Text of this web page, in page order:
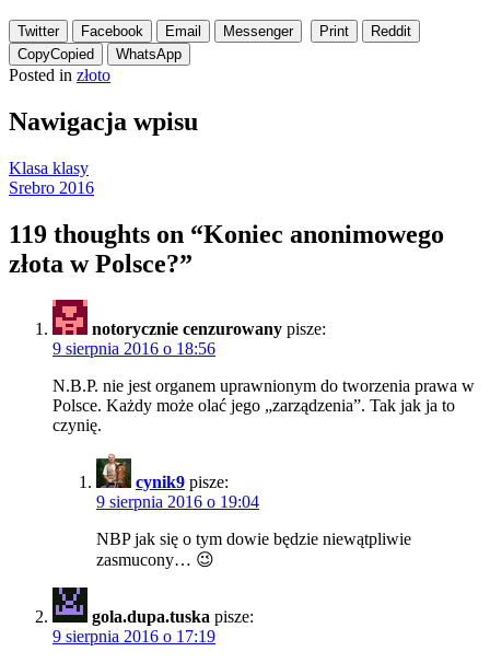
Twitter Facebook Email Messenger Print
Reddit
CopyCopied WhatsApp
Posted in złoto
Nawigacja wpisu
Klasa klasy
Srebro 2016
119 thoughts on “Koniec anonimowego
złota w Polsce?”
notorycznie cenzurowany pisze:
9 sierpnia 2016 o 18:56
N.B.P. nie jest organem uprawnionym do tworzenia prawa w
Polsce. Każdy może olać jego „zarządzenia”. Tak jak ja to
czynię.
cynik9 pisze:
9 sierpnia 2016 o 19:04
NBP jak się o tym dowie będzie niewątpliwie
zasmucony… 😉
gola.dupa.tuska pisze:
9 sierpnia 2016 o 17:19